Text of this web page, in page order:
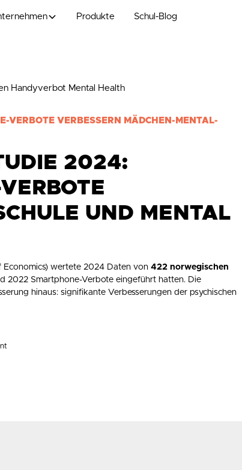
Produkte Schul-Blog
Handyverbot Mental Health
VERBOTE VERBESSERN MÄDCHEN-MENTAL-
2024:
UND MENTAL
Economics) wertete 2024 Daten von422 norwegischen
2022 Smartphone-Verbote eingeführt hatten. Die
hinaus: signifikante Verbesserungen der psychischen